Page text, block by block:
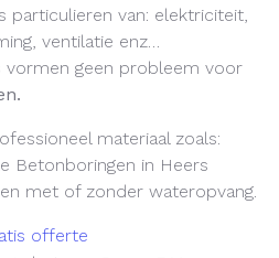
particulieren van: elektriciteit,
ventilatie enz…
vormen geen probleem voor
materiaal zoals:
Betonboringen in Heers
met of zonder wateropvang.
offerte